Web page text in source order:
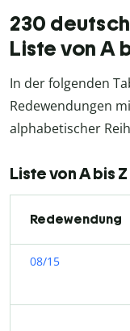
230
Liste von A
In der folgenden
Redewendungen
alphabetischer
Liste von A bis Z
Redewendung
08/15